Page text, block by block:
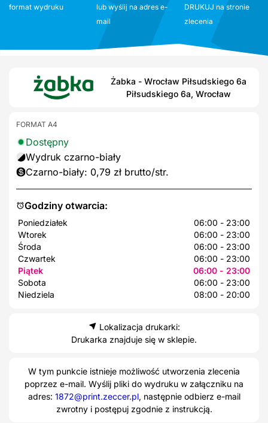
format wydruku
lub wyślij na adres e-
mail
DRUKUJ na stronie
zlecenia
Żabka - Wrocław Piłsudskiego 6a
Piłsudskiego 6a, Wrocław
Godziny otwarcia:
Poniedziałek
06:00 - 23:00
Wtorek
06:00 - 23:00
Środa
06:00 - 23:00
Czwartek
06:00 - 23:00
Piątek
06:00 - 23:00
Sobota
06:00 - 23:00
Niedziela
08:00 - 20:00
FORMAT A4
Dostępny
Wydruk czarno-biały
Czarno-biały: 0,79 zł brutto/str.
Lokalizacja drukarki:
Drukarka znajduje się w sklepie.
W tym punkcie istnieje możliwość utworzenia zlecenia
poprzez e-mail. Wyślij pliki do wydruku w załączniku na
adres: 1872@print.zeccer.pl, następnie odbierz e-mail
zwrotny i postępuj zgodnie z instrukcją.